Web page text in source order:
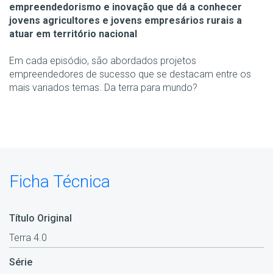
empreendedorismo e inovação que dá a conhecer
jovens agricultores e jovens empresários rurais a
atuar em território nacional
Em cada episódio, são abordados projetos
empreendedores de sucesso que se destacam entre os
mais variados temas. Da terra para mundo?
Ficha Técnica
Título Original
Terra 4.0
Série